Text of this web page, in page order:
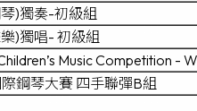
)獨奏-初級組
)獨唱- 初級組
Music Competition -
鋼琴大賽 四手聯彈B組